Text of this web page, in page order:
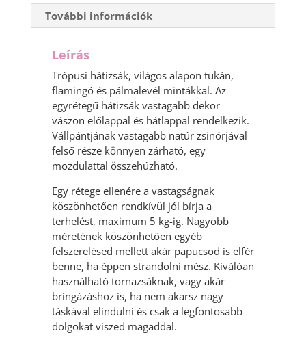
További információk
Leírás
Trópusi hátizsák, világos alapon tukán,
flamingó és pálmalevél mintákkal. Az
egyrétegű hátizsák vastagabb dekor
vászon előlappal és hátlappal rendelkezik.
Vállpántjának vastagabb natúr zsinórjával
felső része könnyen zárható, egy
mozdulattal összehúzható.
Egy rétege ellenére a vastagságnak
köszönhetően rendkívül jól bírja a
terhelést, maximum 5 kg-ig. Nagyobb
méretének köszönhetően egyéb
felszerelésed mellett akár papucsod is elfér
benne, ha éppen strandolni mész. Kiválóan
használható tornazsáknak, vagy akár
bringázáshoz is, ha nem akarsz nagy
táskával elindulni és csak a legfontosabb
dolgokat viszed magaddal.